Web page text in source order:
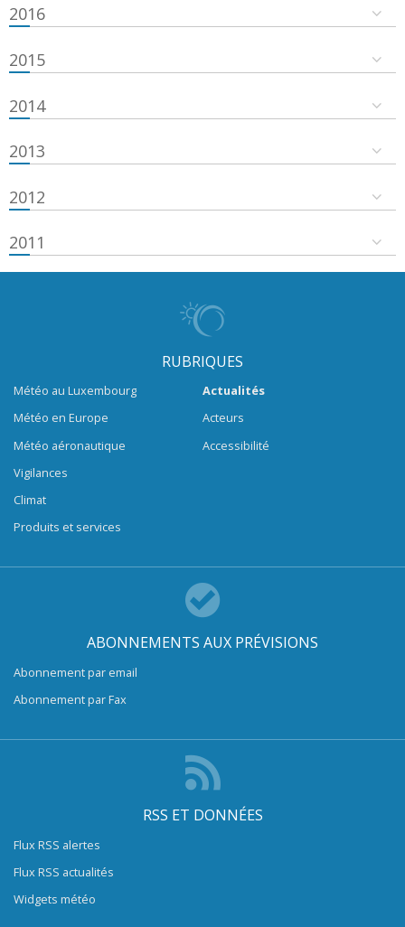
2016
2015
2014
2013
2012
2011
RUBRIQUES
Météo au Luxembourg
Météo en Europe
Météo aéronautique
Vigilances
Climat
Produits et services
Actualités
Acteurs
Accessibilité
ABONNEMENTS AUX PRÉVISIONS
Abonnement par email
Abonnement par Fax
RSS ET DONNÉES
Flux RSS alertes
Flux RSS actualités
Widgets météo